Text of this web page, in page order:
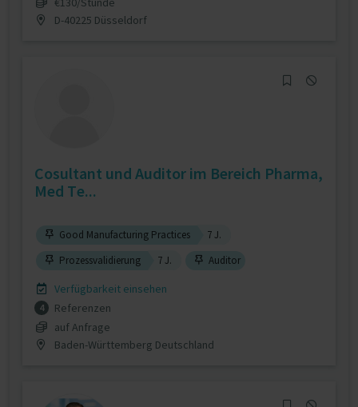
D-40225 Düsseldorf
Cosultant und Auditor im Bereich Pharma,
Med Te...
Good Manufacturing Practices
7 J.
Prozessvalidierung
7 J. Auditor
Verfügbarkeit einsehen
4
Referenzen
auf Anfrage
Baden-Württemberg Deutschland